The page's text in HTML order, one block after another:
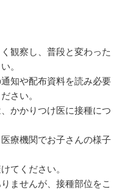
観察し、普段と変わった
。
知や配布資料を読み必要
さい。
かかりつけ医に接種につ
療機関でお子さんの様子
てください。
ませんが、接種部位をこ